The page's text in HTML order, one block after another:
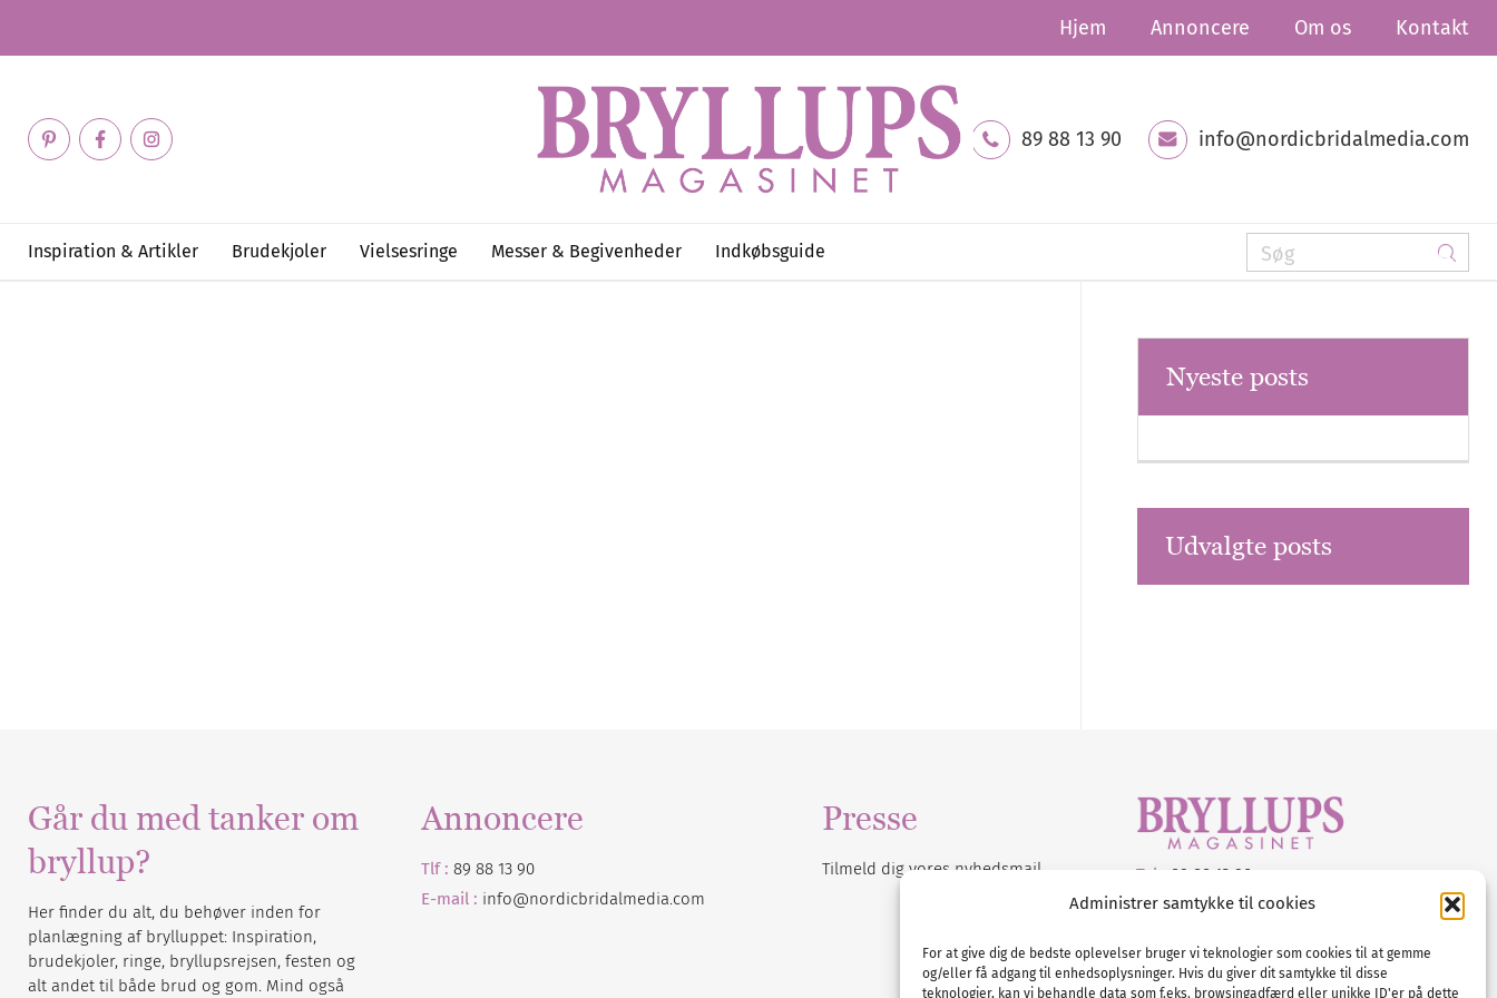
Administrer samtykke til cookies
For at give dig de bedste oplevelser bruger vi teknologier som cookies til at gemme
og/eller få adgang til enhedsoplysninger. Hvis du giver dit samtykke til disse
teknologier, kan vi behandle data som f.eks. browsingadfærd eller unikke ID'er på dette
Hjem Annoncere Om os Kontakt
89 88 13 90 info@nordicbridalmedia.com
Inspiration & Artikler Brudekjoler Vielsesringe Messer & Begivenheder Indkøbsguide
Nyeste posts
Udvalgte posts
Går du med tanker om
bryllup?
Her finder du alt, du behøver inden for
planlægning af brylluppet: Inspiration,
brudekjoler, ringe, bryllupsrejsen, festen og
alt andet til både brud og gom. Mind også
Annoncere
Tlf : 89 88 13 90
E-mail : info@nordicbridalmedia.com
Presse
Tilmeld dig vores nyhedsmail Tel :
89 88 13 90
E-post:info@nordicbridalmedia.com
© All rights reserved.
Org.nr: DK34787271